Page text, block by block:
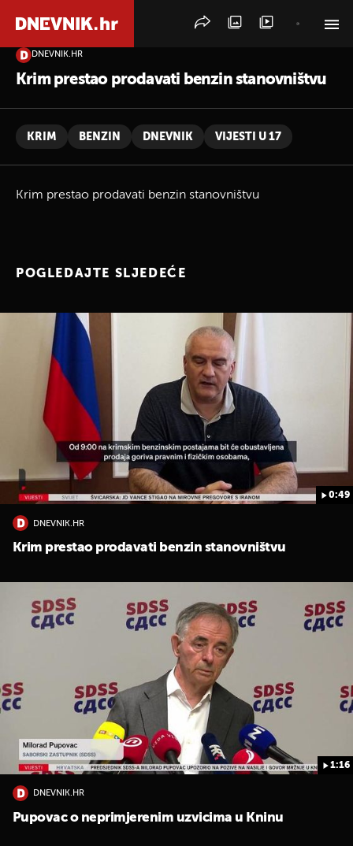
DNEVNIK.HR
Krim prestao prodavati benzin stanovništvu
KRIM BENZIN DNEVNIK VIJESTI U 17
Krim prestao prodavati benzin stanovništvu
POGLEDAJTE SLJEDEĆE
0:49
DNEVNIK.HR
Krim prestao prodavati benzin stanovništvu
1:16
DNEVNIK.HR
Pupovac o neprimjerenim uzvicima u Kninu
PRETRAŽITE VIJESTI